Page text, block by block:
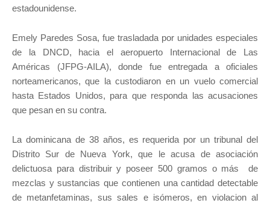
estadounidense.
Emely Paredes Sosa, fue trasladada por unidades especiales
de la DNCD, hacia el aeropuerto Internacional de Las
Américas (JFPG-AILA), donde fue entregada a oficiales
norteamericanos, que la custodiaron en un vuelo comercial
hasta Estados Unidos, para que responda las acusaciones
que pesan en su contra.
La dominicana de 38 años, es requerida por un tribunal del
Distrito Sur de Nueva York, que le acusa de asociación
delictuosa para distribuir y poseer 500 gramos o más de
mezclas y sustancias que contienen una cantidad detectable
de metanfetaminas, sus sales e isómeros, en violacion al